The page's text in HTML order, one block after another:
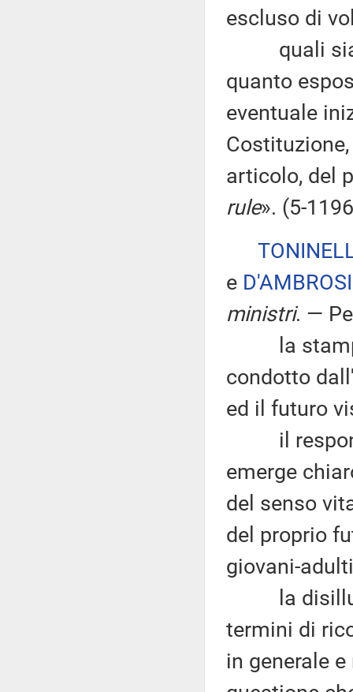
escluso di
quali sia
quanto
eventuale
articolo, del
rule». (5-
e
ministri. —
la stampa
condotto
ed il futuro
il
emerge
del senso
del proprio
giovani-
la
termini di
in generale